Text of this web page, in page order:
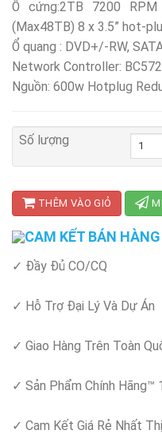
Ổ cứng:2TB 7200
(Max48TB) 8 x 3.5” hot-
Ổ quang : DVD+/-RW,
Network Controller:
Nguồn: 600w Hotplug
Số lượng
THÊM VÀO GIỎ
CAM KẾT BÁN HÀNG
✓ Đầy Đủ CO/CQ
✓ Hỗ Trợ Đại Lý Và Dự Án
✓ Giao Hàng Trên Toàn
✓ Sản Phẩm Chính Hãng™
✓ Cam Kết Giá Rẻ Nhất